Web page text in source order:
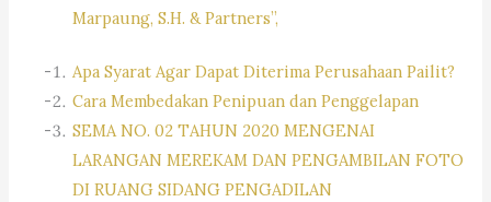
Marpaung, S.H. & Partners”,
Apa Syarat Agar Dapat Diterima Perusahaan Pailit?
Cara Membedakan Penipuan dan Penggelapan
SEMA NO. 02 TAHUN 2020 MENGENAI
LARANGAN MEREKAM DAN PENGAMBILAN FOTO
DI RUANG SIDANG PENGADILAN